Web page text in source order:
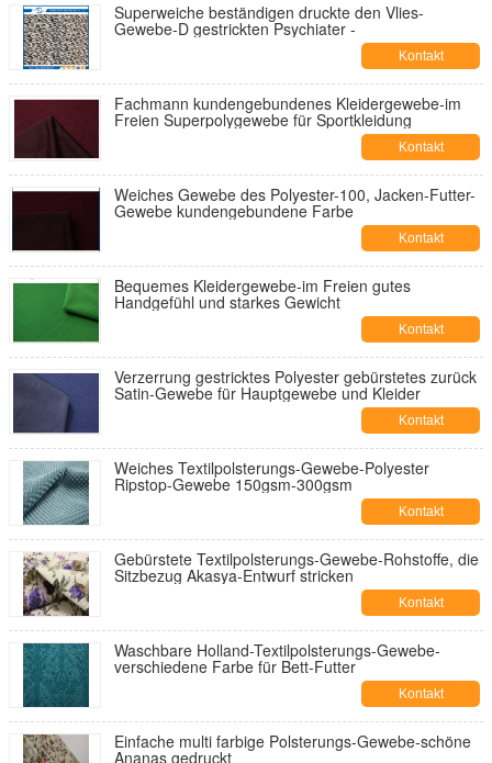
Superweiche beständigen druckte den Vlies-
Gewebe-D gestrickten Psychiater -
Kontakt
Fachmann kundengebundenes Kleidergewebe-im
Freien Superpolygewebe für Sportkleidung
Kontakt
Weiches Gewebe des Polyester-100, Jacken-Futter-
Gewebe kundengebundene Farbe
Kontakt
Bequemes Kleidergewebe-im Freien gutes
Handgefühl und starkes Gewicht
Kontakt
Verzerrung gestricktes Polyester gebürstetes zurück
Satin-Gewebe für Hauptgewebe und Kleider
Kontakt
Weiches Textilpolsterungs-Gewebe-Polyester
Ripstop-Gewebe 150gsm-300gsm
Kontakt
Gebürstete Textilpolsterungs-Gewebe-Rohstoffe, die
Sitzbezug Akasya-Entwurf stricken
Kontakt
Waschbare Holland-Textilpolsterungs-Gewebe-
verschiedene Farbe für Bett-Futter
Kontakt
Einfache multi farbige Polsterungs-Gewebe-schöne
Ananas gedruckt